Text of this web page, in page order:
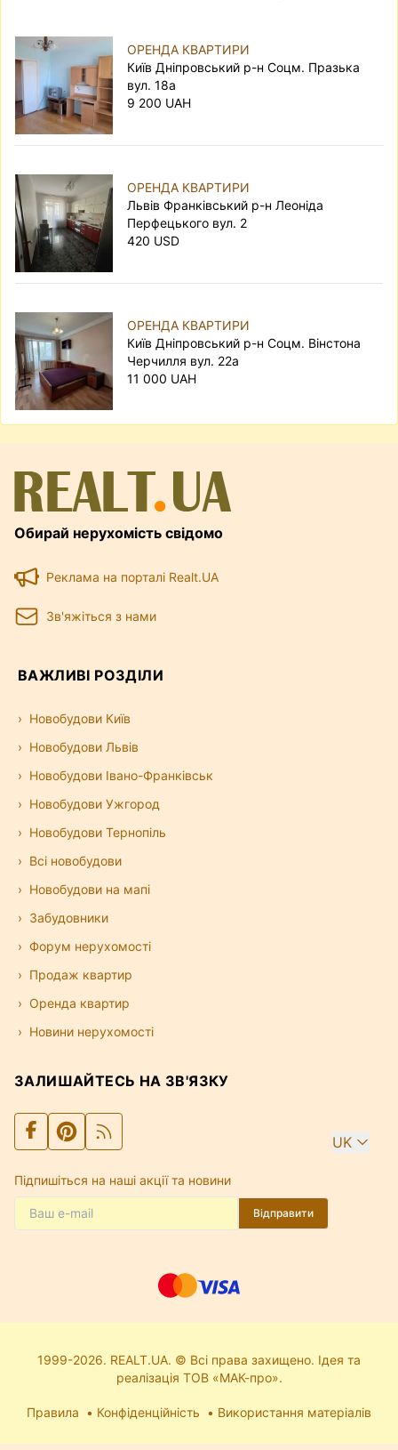
ОРЕНДА КВАРТИРИ
Київ Дніпровський р-н Соцм. Празька
вул. 18а
9 200 UAH
ОРЕНДА КВАРТИРИ
Львів Франківський р-н Леоніда
Перфецького вул. 2
420 USD
ОРЕНДА КВАРТИРИ
Київ Дніпровський р-н Соцм. Вінстона
Черчилля вул. 22а
11 000 UAH
Обирай нерухомість свідомо
Реклама на порталі Realt.UA
Зв'яжіться з нами
ВАЖЛИВІ РОЗДІЛИ
Новобудови Київ
Новобудови Львів
Новобудови Івано-Франківськ
Новобудови Ужгород
Новобудови Тернопіль
Всі новобудови
Новобудови на мапі
Забудовники
Форум нерухомості
Продаж квартир
Оренда квартир
Новини нерухомості
ЗАЛИШАЙТЕСЬ НА ЗВ'ЯЗКУ
UK
Підпишіться на наші акції та новини
Відправити
1999-2026. REALT.UA. © Всі права захищено. Ідея та
реалізація ТОВ «МАК-про».
Правила Конфіденційність Використання матеріалів